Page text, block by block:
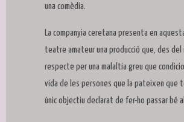
una comèdia.
La companyia ceretana presenta en
teatre amateur una producció que, des del
respecte per una malaltia greu que
vida de les persones que la pateixen que
únic objectiu declarat de fer-ho passar bé